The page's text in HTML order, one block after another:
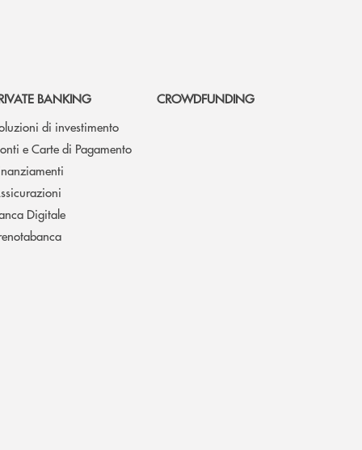
BANKING
di investimento
e Carte di Pagamento
Digitale
CROWDFUNDING